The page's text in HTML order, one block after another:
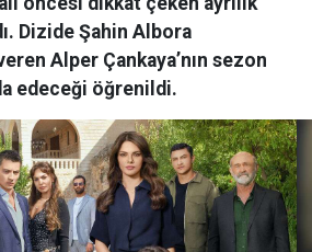
Dizide Şahin Albora
Alper Çankaya’nın sezon
edeceği öğrenildi.